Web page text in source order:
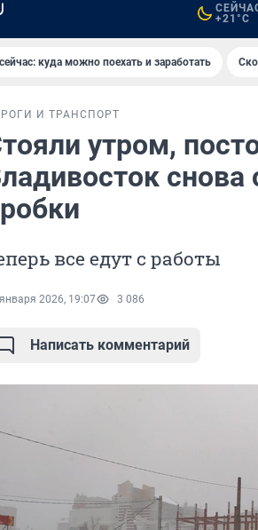
+21°C
куда можно поехать и заработать
И ТРАНСПОРТ
утром,
все едут с работы
2026, 19:07 3 086
Написать комментарий